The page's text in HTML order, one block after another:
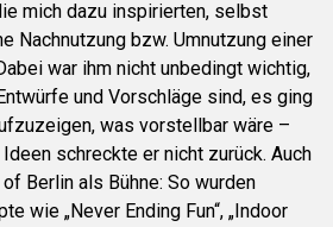
mich dazu inspirierten, selbst
Nachnutzung bzw. Umnutzung einer
war ihm nicht unbedingt wichtig,
und Vorschläge sind, es ging
was vorstellbar wäre –
schreckte er nicht zurück. Auch
Berlin als Bühne: So wurden
wie „Never Ending Fun“, „Indoor